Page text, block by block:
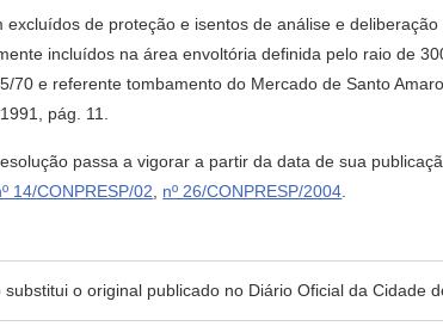
excluídos de proteção e isentos de análise e
incluídos na área envoltória definida pelo raio de
70 e referente tombamento do Mercado de Santo
pág. 11.
passa a vigorar a partir da data de sua
14/CONPRESP/02 nº 26/CONPRESP/2004
substitui o original publicado no Diário Oficial da Cidade